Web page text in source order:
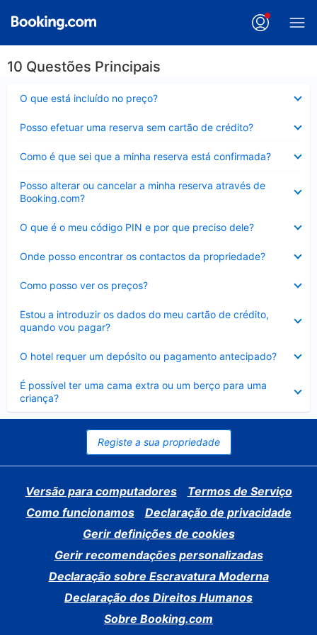
10 Questões Principais
O que está incluído no preço?
fechado
Posso efetuar uma reserva sem cartão de crédito?
fechado
Como é que sei que a minha reserva está confirmada?
fechado
Posso alterar ou cancelar a minha reserva através de
Booking.com?
fechado
O que é o meu código PIN e por que preciso dele?
fechado
Onde posso encontrar os contactos da propriedade?
fechado
Como posso ver os preços?
fechado
Estou a introduzir os dados do meu cartão de crédito,
quando vou pagar?
fechado
O hotel requer um depósito ou pagamento antecipado?
fechado
É possível ter uma cama extra ou um berço para uma
criança?
Elemento
fechado
Registe a sua propriedade
Versão para computadores
Termos de Serviço
Como funcionamos
Declaração de privacidade
Gerir definições de cookies
Gerir recomendações personalizadas
Declaração sobre Escravatura Moderna
Declaração dos Direitos Humanos
Sobre Booking.com